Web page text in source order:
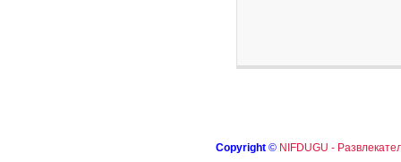
Copyright © NIFDUGU -